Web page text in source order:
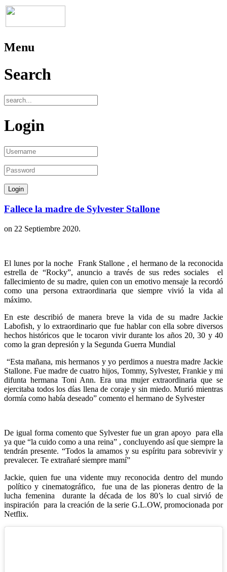
Menu
Search
Login
Fallece la madre de Sylvester Stallone
on 22 Septiembre 2020.
El lunes por la noche Frank Stallone , el hermano de la reconocida
estrella de “Rocky”, anuncio a través de sus redes sociales el
fallecimiento de su madre, quien con un emotivo mensaje la recordó
como una persona extraordinaria que siempre vivió la vida al
máximo.
En este describió de manera breve la vida de su madre Jackie
Labofish, y lo extraordinario que fue hablar con ella sobre diversos
hechos históricos que le tocaron vivir durante los años 20, 30 y 40
como la gran depresión y la Segunda Guerra Mundial
“Esta mañana, mis hermanos y yo perdimos a nuestra madre Jackie
Stallone. Fue madre de cuatro hijos, Tommy, Sylvester, Frankie y mi
difunta hermana Toni Ann. Era una mujer extraordinaria que se
ejercitaba todos los días llena de coraje y sin miedo. Murió mientras
dormía como había deseado” comento el hermano de Sylvester
De igual forma comento que Sylvester fue un gran apoyo para ella
ya que “la cuido como a una reina” , concluyendo así que siempre la
tendrán presente. “Todos la amamos y su espíritu para sobrevivir y
prevalecer. Te extrañaré siempre mamí”
Jackie, quien fue una vidente muy reconocida dentro del mundo
político y cinematográfico, fue una de las pioneras dentro de la
lucha femenina durante la década de los 80’s lo cual sirvió de
inspiración para la creación de la serie G.L.OW, promocionada por
Netflix.